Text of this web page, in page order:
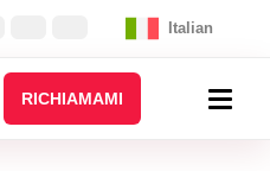
Italian
RICHIAMAMI